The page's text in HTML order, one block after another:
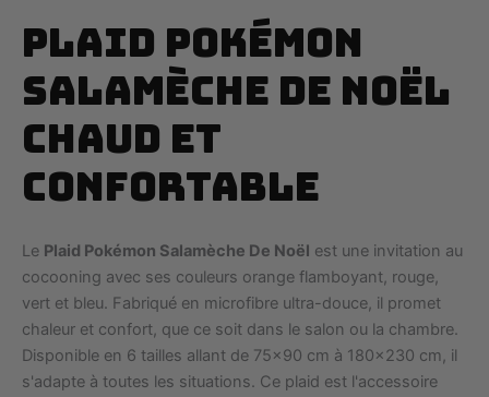
Plaid Pokémon
Salamèche De Noël
Chaud Et
Confortable
Le Plaid Pokémon Salamèche De Noël est une invitation au
cocooning avec ses couleurs orange flamboyant, rouge,
vert et bleu. Fabriqué en microfibre ultra-douce, il promet
chaleur et confort, que ce soit dans le salon ou la chambre.
Disponible en 6 tailles allant de 75x90 cm à 180x230 cm, il
s'adapte à toutes les situations. Ce plaid est l'accessoire